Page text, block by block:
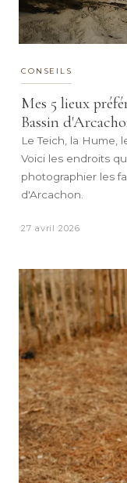
CONSEILS
Mes 5 lieux
Bassin
Le Teich, la Hume,
Voici les endroits
photographier les
d'Arcachon.
27 avril 2026